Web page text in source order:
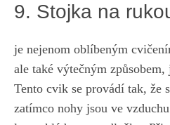
9. Stojka ‍na
je nejenom oblíbeným
ale také výtečným
Tento‌ cvik se provádí tak, že
zatímco nohy jsou ve